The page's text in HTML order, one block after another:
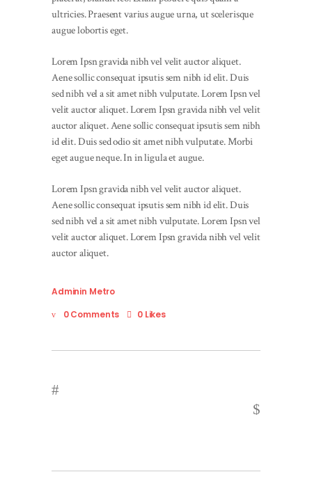
ultricies. Praesent varius augue urna, ut scelerisque
augue lobortis eget.
Lorem Ipsn gravida nibh vel velit auctor aliquet.
Aene sollic consequat ipsutis sem nibh id elit. Duis
sed nibh vel a sit amet nibh vulputate. Lorem Ipsn vel
velit auctor aliquet. Lorem Ipsn gravida nibh vel velit
auctor aliquet. Aene sollic consequat ipsutis sem nibh
id elit. Duis sed odio sit amet nibh vulputate. Morbi
eget augue neque. In in ligula et augue.
Lorem Ipsn gravida nibh vel velit auctor aliquet.
Aene sollic consequat ipsutis sem nibh id elit. Duis
sed nibh vel a sit amet nibh vulputate. Lorem Ipsn vel
velit auctor aliquet. Lorem Ipsn gravida nibh vel velit
auctor aliquet.
Adminin Metro
0 Comments
0 Likes